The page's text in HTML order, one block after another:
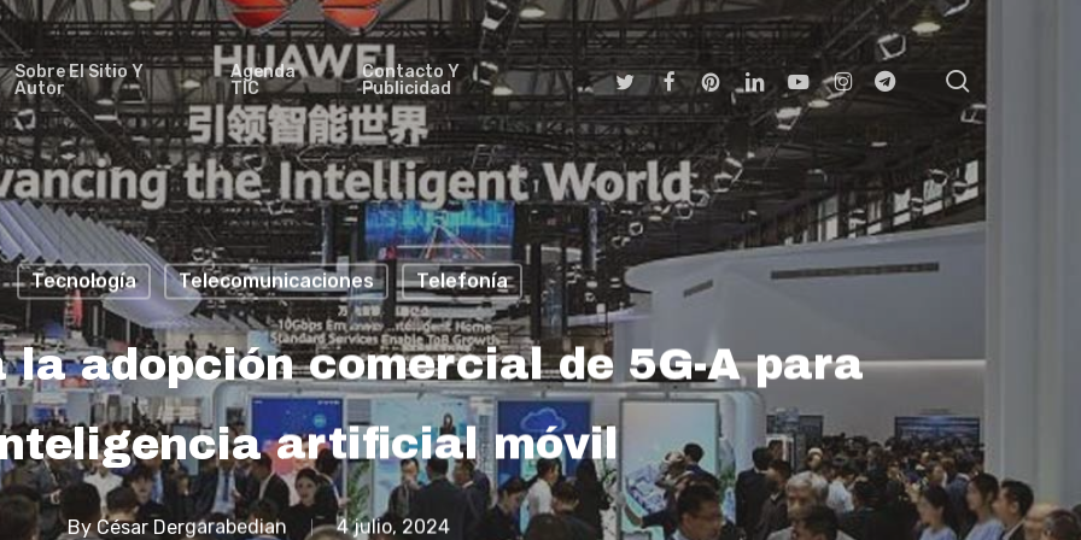
Sobre El Sitio Y
Autor
Agenda
TIC
Contacto Y
Publicidad
TwitterFacebookPinterestLinkedinYoutubeInstagramTelegram
Tecnología Telecomunicaciones Telefonía
adopción comercial de 5G-A para
artificial móvil
By César Dergarabedian 4 julio, 2024